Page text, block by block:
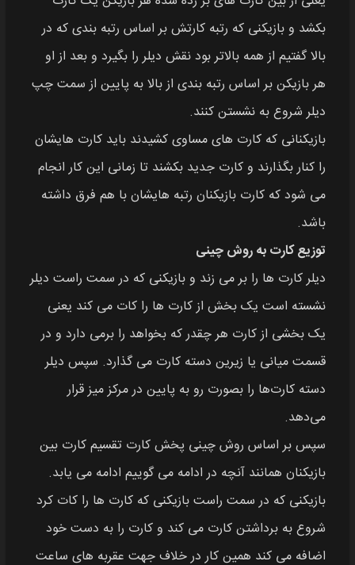
بکشد و بازیکنی که رتبه کارتش بر اساس رتبه بندی که در
بالا گفتیم از همه بالاتر بود نقش دیلر را بگیرد و بعد از او
هر بازیکن بر اساس رتبه بندی از بالا به پایین از سمت چپ
دیلر شروع به نشستن کنند.
بازیکنانی که کارت های مساوی کشیدند باید کارت هایشان
را کنار بگذارند و کارت جدید بکشند تا زمانی این کار انجام
می شود که کارت بازیکنان رتبه هایشان با هم فرق داشته
باشد.
توزیع کارت به روش چینی
دیلر کارت ها را بر می زند و بازیکنی که در سمت راست دیلر
نشسته است یک بخش از کارت ها را کات می کند یعنی
یک بخشی از کارت هر چقدر که بخواهد را برمی دارد و در
قسمت میانی یا زیرین دسته کارت می گذارد. سپس دیلر
دسته کارت‌ها را بصورت رو به پایین در مرکز میز قرار
می‌دهد.
سپس بر اساس روش چینی پخش کارت تقسیم کارت بین
بازیکنان همانند آنچه در ادامه می گوییم ادامه می یابد.
بازیکنی که در سمت راست بازیکنی که کارت‌ ها را کات کرد
شروع به برداشتن کارت می کند و کارت را به دست خود
اضافه می کند همین کار در خلاف جهت عقربه‌ های ساعت